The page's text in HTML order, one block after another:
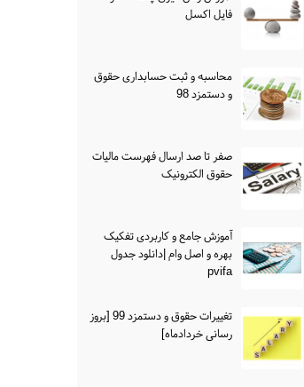
فایل اکسل
محاسبه و ثبت حسابداری حقوق
و دستمزد 98
صفر تا صد ارسال فهرست مالیات
حقوق الکترونیک
آموزش جامع و کاربردی تفکیک
بهره و اصل وام |دانلود جدول
pvifa
تغییرات حقوق و دستمزد 99 [بروز
رسانی خردادماه]